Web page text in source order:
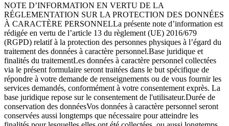
NOTE D’INFORMATION EN VERTU DE LA
RÉGLEMENTATION SUR LA PROTECTION DES DONNÉES
À CARACTÈRE PERSONNELLa présente note d’information est
rédigée en vertu de l’article 13 du règlement (UE) 2016/679
(RGPD) relatif à la protection des personnes physiques à l’égard du
traitement des données à caractère personnel.Base juridique et
finalités du traitementLes données à caractère personnel collectées
via le présent formulaire seront traitées dans le but spécifique de
répondre à votre demande de renseignements ou de vous fournir les
services demandés, conformément à votre consentement exprès. La
base juridique repose sur le consentement de l'utilisateur.Durée de
conservation des donnéesVos données à caractère personnel seront
conservées aussi longtemps que nécessaire pour atteindre les